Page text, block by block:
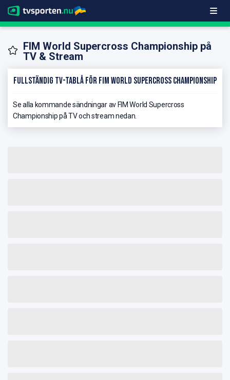
FIM World Supercross Championship på
TV & Stream
Fullständig TV-Tablå för FIM World Supercross Championship
Se alla kommande sändningar av FIM World Supercross
Championship på TV och stream nedan.